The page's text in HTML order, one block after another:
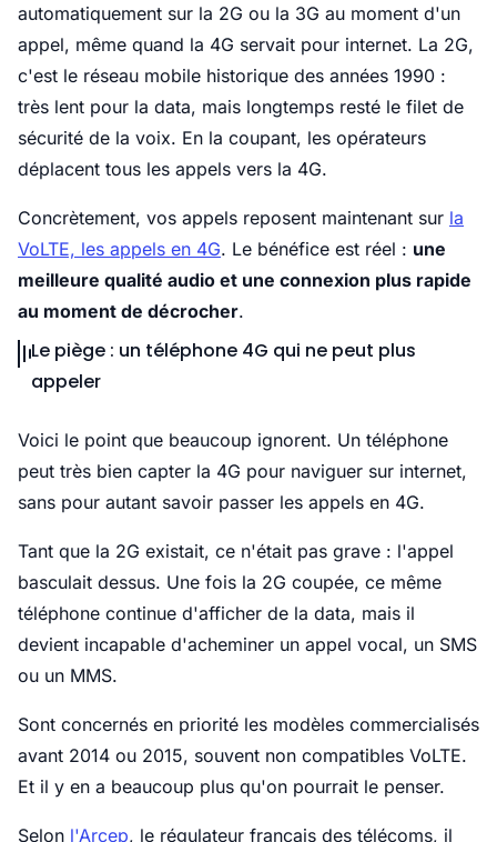
automatiquement sur la 2G ou la 3G au moment d'un
appel, même quand la 4G servait pour internet. La 2G,
c'est le réseau mobile historique des années 1990 :
très lent pour la data, mais longtemps resté le filet de
sécurité de la voix. En la coupant, les opérateurs
déplacent tous les appels vers la 4G.
Concrètement, vos appels reposent maintenant sur la
VoLTE, les appels en 4G. Le bénéfice est réel : une
meilleure qualité audio et une connexion plus rapide
au moment de décrocher.
Le piège : un téléphone 4G qui ne peut plus
appeler
Voici le point que beaucoup ignorent. Un téléphone
peut très bien capter la 4G pour naviguer sur internet,
sans pour autant savoir passer les appels en 4G.
Tant que la 2G existait, ce n'était pas grave : l'appel
basculait dessus. Une fois la 2G coupée, ce même
téléphone continue d'afficher de la data, mais il
devient incapable d'acheminer un appel vocal, un SMS
ou un MMS.
Sont concernés en priorité les modèles commercialisés
avant 2014 ou 2015, souvent non compatibles VoLTE.
Et il y en a beaucoup plus qu'on pourrait le penser.
Selon l'Arcep, le régulateur français des télécoms, il